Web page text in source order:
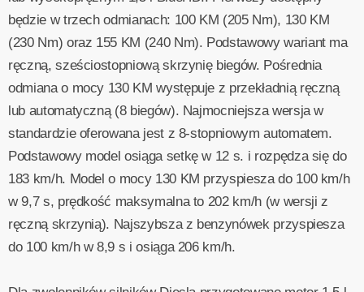
będzie w trzech odmianach: 100 KM (205 Nm), 130 KM
(230 Nm) oraz 155 KM (240 Nm). Podstawowy wariant ma
ręczną, sześciostopniową skrzynię biegów. Pośrednia
odmiana o mocy 130 KM występuje z przekładnią ręczną
lub automatyczną (8 biegów). Najmocniejsza wersja w
standardzie oferowana jest z 8-stopniowym automatem.
Podstawowy model osiąga setkę w 12 s. i rozpędza się do
183 km/h. Model o mocy 130 KM przyspiesza do 100 km/h
w 9,7 s, prędkość maksymalna to 202 km/h (w wersji z
ręczną skrzynią). Najszybsza z benzynówek przyspiesza
do 100 km/h w 8,9 s i osiąga 206 km/h.